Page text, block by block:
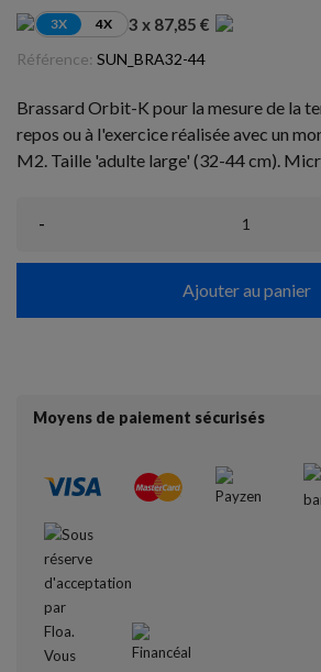
3X 4X 3 x 87,85 €
Référence: SUN_BRA32-44
Brassard Orbit-K pour la mesure de la
repos ou à l'exercice réalisée avec un
M2. Taille 'adulte large' (32-44 cm).
-
Ajouter au panier
Moyens de paiement sécurisés